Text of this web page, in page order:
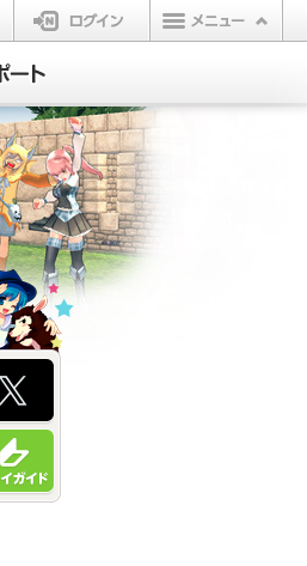
ログイン